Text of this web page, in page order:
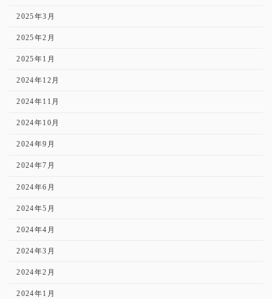
2025年3月
2025年2月
2025年1月
2024年12月
2024年11月
2024年10月
2024年9月
2024年7月
2024年6月
2024年5月
2024年4月
2024年3月
2024年2月
2024年1月